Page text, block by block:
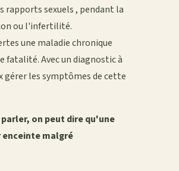
rapports sexuels , pendant la
ou l'infertilité.
une maladie chronique
fatalité. Avec un diagnostic à
gérer les symptômes de cette
parler, on peut dire qu'une
malgré